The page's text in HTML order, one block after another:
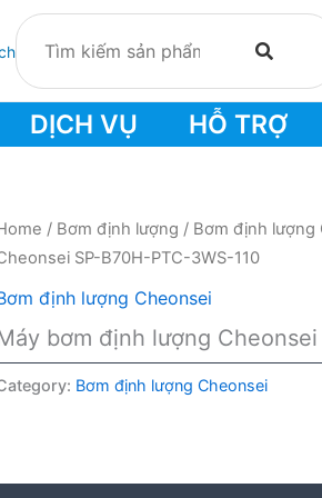
DỊCH VỤ HỖ TRỢ
/ Bơm định lượng / Bơm định lượng
SP-B70H-PTC-3WS-110
định lượng Cheonsei
bơm định lượng
Bơm định lượng Cheonsei